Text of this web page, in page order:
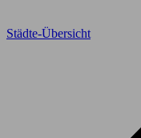
Städte-Übersicht